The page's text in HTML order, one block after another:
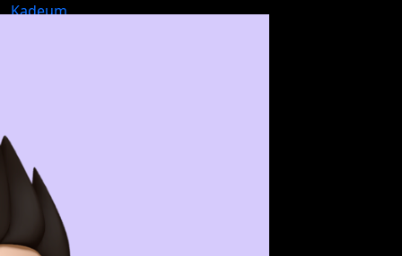
Kadeum